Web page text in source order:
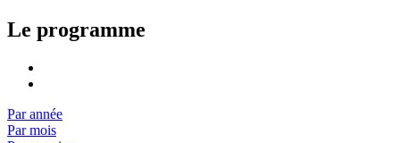
Le programme
Par année
Par mois